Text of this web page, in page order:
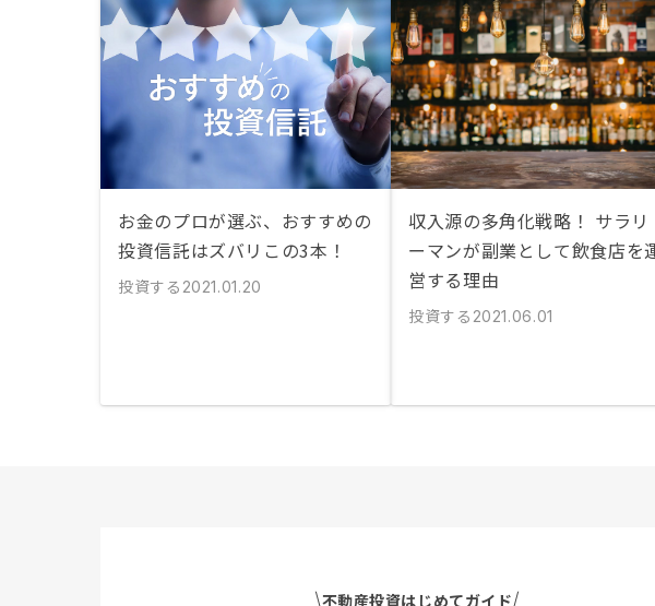
お金のプロが選ぶ、おすすめの
投資信託はズバリこの3本！
投資する 2021.01.20
収入源の多角化戦略！ サラリ
ーマンが副業として飲食店を
営する理由
投資する 2021.06.01
不動産投資はじめてガイド